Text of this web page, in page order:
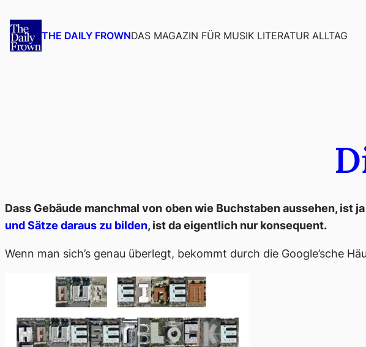
Inhalt
springen
THE DAILY FROWNDAS MAGAZIN FÜR MUSIK LITERATUR ALLTAG
Dass Gebäude manchmal von oben wie Buchstaben aussehen, ist
und Sätze daraus zu bilden, ist da eigentlich nur konsequent.
Wenn man sich’s genau überlegt, bekommt durch die Google’sche